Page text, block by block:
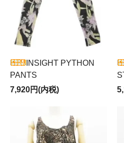
INSIGHT PYTHON
PANTS
7,920円(内税)